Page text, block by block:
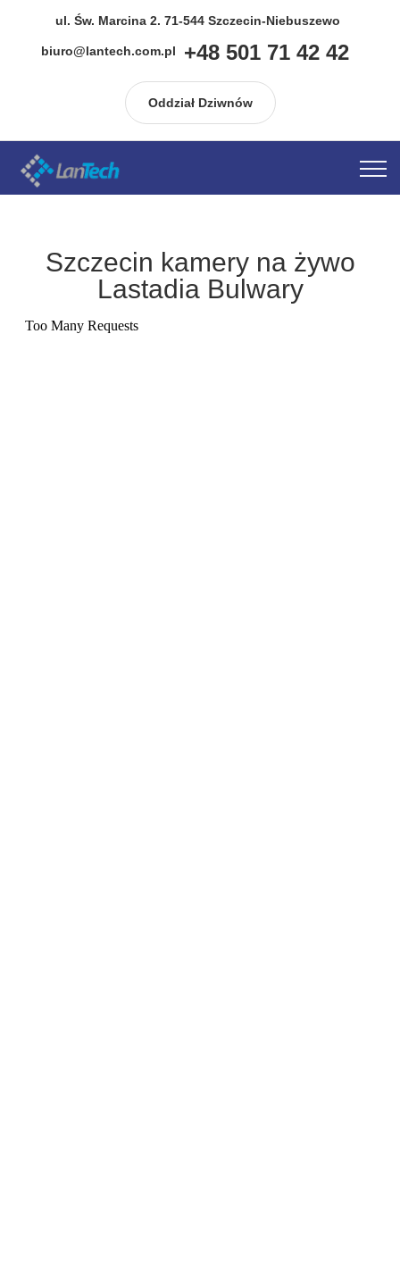
ul. Św. Marcina 2. 71-544 Szczecin-Niebuszewo
biuro@lantech.com.pl +48 501 71 42 42
Oddział Dziwnów
Szczecin kamery na żywo
Lastadia Bulwary